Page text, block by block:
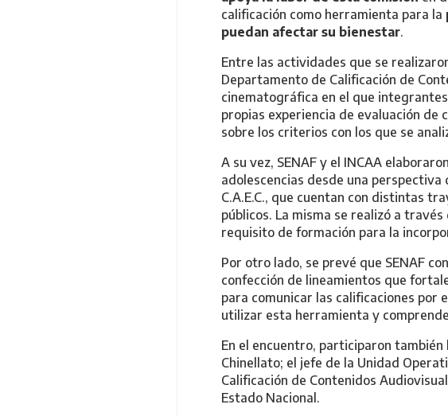
calificación como herramienta para la
puedan afectar su bienestar.
Entre las actividades que se
Departamento de Calificación de
cinematográfica en el que
propias experiencia de evaluación de
sobre los criterios con los que se
A su vez, SENAF y el INCAA
adolescencias desde una
C.A.E.C., que cuentan con distintas
públicos. La misma se realizó a
requisito de formación para la
Por otro lado, se prevé que SENAF
confección de lineamientos que
para comunicar las calificaciones por
utilizar esta herramienta y
En el encuentro, participaron
Chinellato; el jefe de la Unidad
Calificación de Contenidos
Estado Nacional.